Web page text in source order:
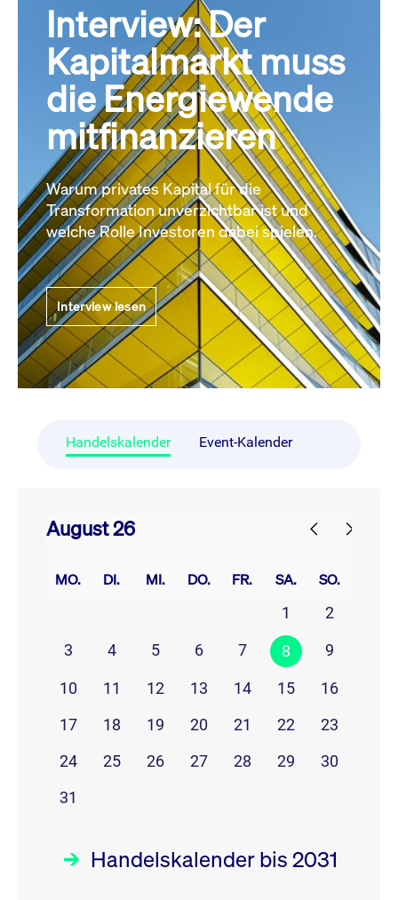
Interview: Der
Kapitalmarkt muss
die Energiewende
mitfinanzieren
Warum privates Kapital für die
Transformation unverzichtbar ist und
welche Rolle Investoren dabei spielen.
Interview lesen
Handelskalender Event-Kalender
August 26
MO. DI. MI. DO. FR. SA. SO.
1
2
3
4 5 6 7 8 9
10 11 12 13 14 15
16
17
18 19 20 21 22
23
24
25 26 27 28 29
30
31
Handelskalender bis 2031